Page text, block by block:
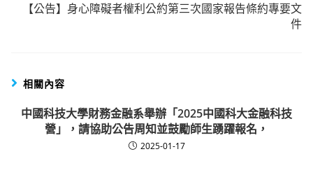
【公告】身心障礙者權利公約第三次國家報告條約專要文
件
相關內容
中國科技大學財務金融系舉辦「2025中國科大金融科技
營」，請協助公告周知並鼓勵師生踴躍報名，
2025-01-17